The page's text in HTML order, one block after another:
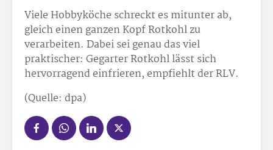
Viele Hobbyköche schreckt es mitunter ab,
gleich einen ganzen Kopf Rotkohl zu
verarbeiten. Dabei sei genau das viel
praktischer: Gegarter Rotkohl lässt sich
hervorragend einfrieren, empfiehlt der RLV.
(Quelle: dpa)